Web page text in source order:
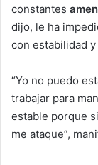
constantes
dijo, le ha
con estabilidad
“Yo no puedo
trabajar para
estable porque
me ataque”,